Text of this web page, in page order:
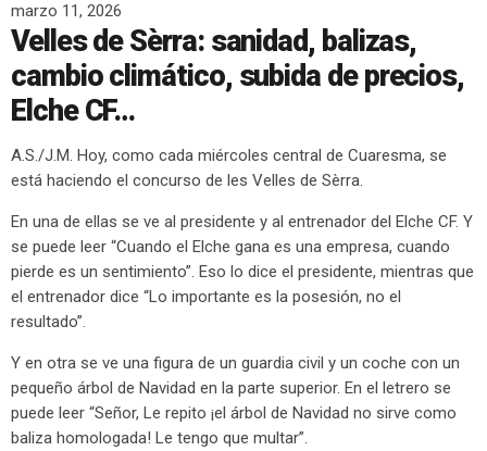
marzo 11, 2026
Velles de Sèrra: sanidad, balizas,
cambio climático, subida de precios,
Elche CF…
A.S./J.M. Hoy, como cada miércoles central de Cuaresma, se
está haciendo el concurso de les Velles de Sèrra.
En una de ellas se ve al presidente y al entrenador del Elche CF. Y
se puede leer “Cuando el Elche gana es una empresa, cuando
pierde es un sentimiento”. Eso lo dice el presidente, mientras que
el entrenador dice “Lo importante es la posesión, no el
resultado”.
Y en otra se ve una figura de un guardia civil y un coche con un
pequeño árbol de Navidad en la parte superior. En el letrero se
puede leer “Señor, Le repito ¡el árbol de Navidad no sirve como
baliza homologada! Le tengo que multar”.